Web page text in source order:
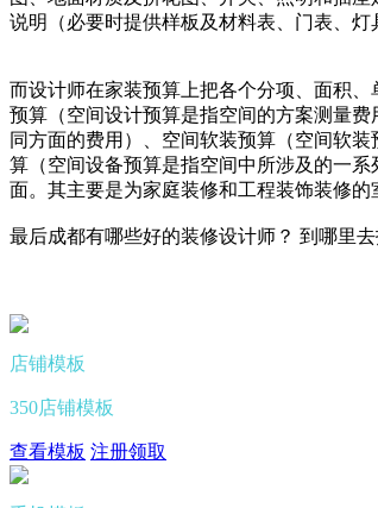
说明（必要时提供样板及材料表、门表、
而设计师在家装预算上把各个分项、面积
预算（空间设计预算是指空间的方案测量
同方面的费用）、空间软装预算（空间软
算（空间设备预算是指空间中所涉及的一
面。其主要是为家庭装修和工程装饰装修
最后成都有哪些好的装修设计师？ 到哪里
店铺模板
350店铺模板
查看模板 注册领取